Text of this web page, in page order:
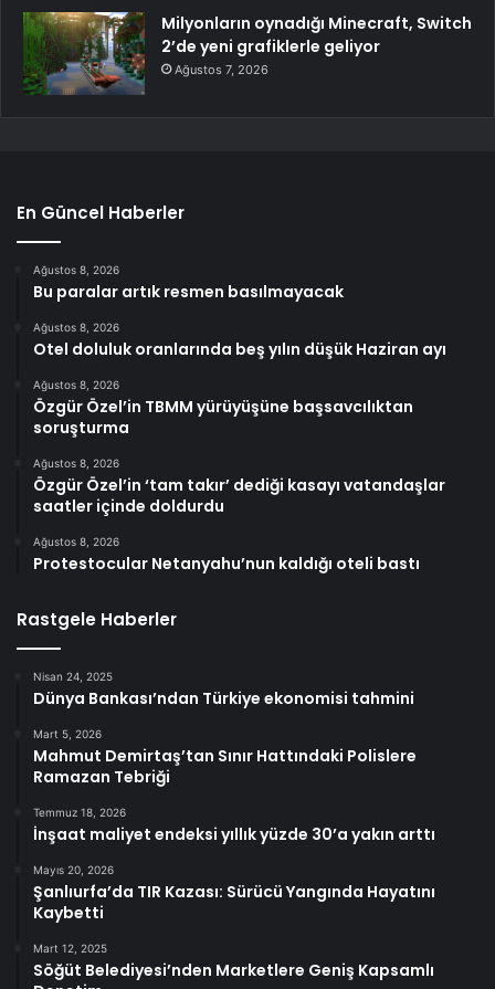
Milyonların oynadığı Minecraft, Switch
2’de yeni grafiklerle geliyor
Ağustos 7, 2026
En Güncel Haberler
Ağustos 8, 2026
Bu paralar artık resmen basılmayacak
Ağustos 8, 2026
Otel doluluk oranlarında beş yılın düşük Haziran ayı
Ağustos 8, 2026
Özgür Özel’in TBMM yürüyüşüne başsavcılıktan
soruşturma
Ağustos 8, 2026
Özgür Özel’in ‘tam takır’ dediği kasayı vatandaşlar
saatler içinde doldurdu
Ağustos 8, 2026
Protestocular Netanyahu’nun kaldığı oteli bastı
Rastgele Haberler
Nisan 24, 2025
Dünya Bankası’ndan Türkiye ekonomisi tahmini
Mart 5, 2026
Mahmut Demirtaş’tan Sınır Hattındaki Polislere
Ramazan Tebriği
Temmuz 18, 2026
İnşaat maliyet endeksi yıllık yüzde 30’a yakın arttı
Mayıs 20, 2026
Şanlıurfa’da TIR Kazası: Sürücü Yangında Hayatını
Kaybetti
Mart 12, 2025
Söğüt Belediyesi’nden Marketlere Geniş Kapsamlı